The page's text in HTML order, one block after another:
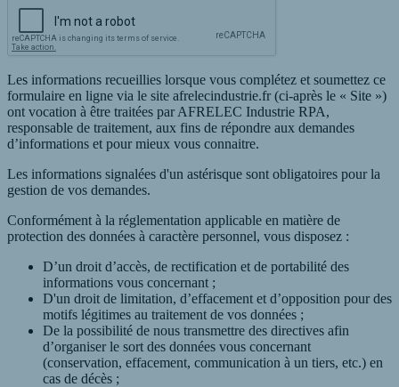
Les informations recueillies lorsque vous complétez et soumettez ce
formulaire en ligne via le site afrelecindustrie.fr (ci-après le « Site »)
ont vocation à être traitées par AFRELEC Industrie RPA,
responsable de traitement, aux fins de répondre aux demandes
d’informations et pour mieux vous connaitre.
Les informations signalées d'un astérisque sont obligatoires pour la
gestion de vos demandes.
Conformément à la réglementation applicable en matière de
protection des données à caractère personnel, vous disposez :
D’un droit d’accès, de rectification et de portabilité des
informations vous concernant ;
D'un droit de limitation, d’effacement et d’opposition pour des
motifs légitimes au traitement de vos données ;
De la possibilité de nous transmettre des directives afin
d’organiser le sort des données vous concernant
(conservation, effacement, communication à un tiers, etc.) en
cas de décès ;